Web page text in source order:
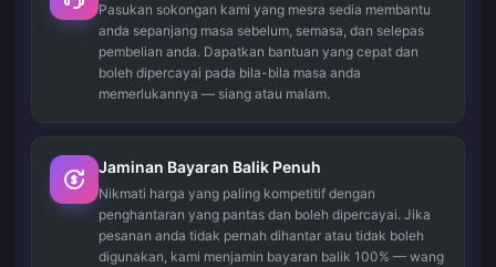
Pasukan sokongan kami yang mesra sedia membantu
anda sepanjang masa sebelum, semasa, dan selepas
pembelian anda. Dapatkan bantuan yang cepat dan
boleh dipercayai pada bila-bila masa anda
memerlukannya — siang atau malam.
Jaminan Bayaran Balik Penuh
Nikmati harga yang paling kompetitif dengan
penghantaran yang pantas dan boleh dipercayai. Jika
pesanan anda tidak pernah dihantar atau tidak boleh
digunakan, kami menjamin bayaran balik 100% — wang